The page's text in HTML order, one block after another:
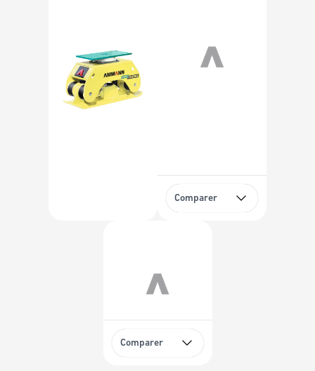
Comparer
Comparer